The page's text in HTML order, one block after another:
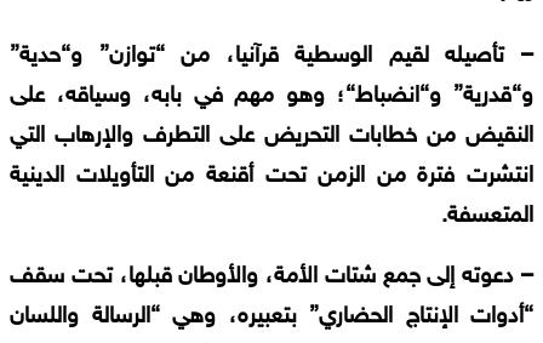
–تأصيله لقيم الوسطية قرآنيا، من“توازن” و“حدية”
و“قدرية” و“انضباط“؛ وهو مهم في بابه، وسياقه، على
النقيض من خطابات التحريض على التطرف والإرهاب التي
انتشرت فترة من الزمن تحت أقنعة من التأويلات الدينية
المتعسفة.
– دعوته إلى جمع شتات الأمة، والأوطان قبلها، تحت سقف
“أدوات الإنتاج الحضاري”بتعبيره، وهي “الرسالة واللسان